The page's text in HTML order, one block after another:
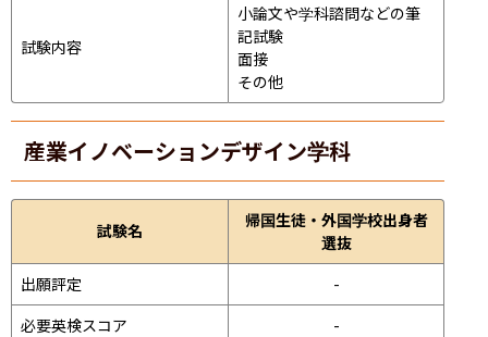
試験内容
小論文や学科諮問などの筆
記試験
面接
その他
産業イノベーションデザイン学科
試験名
帰国生徒・外国学校出身者
選抜
出願評定
-
必要英検スコア
-